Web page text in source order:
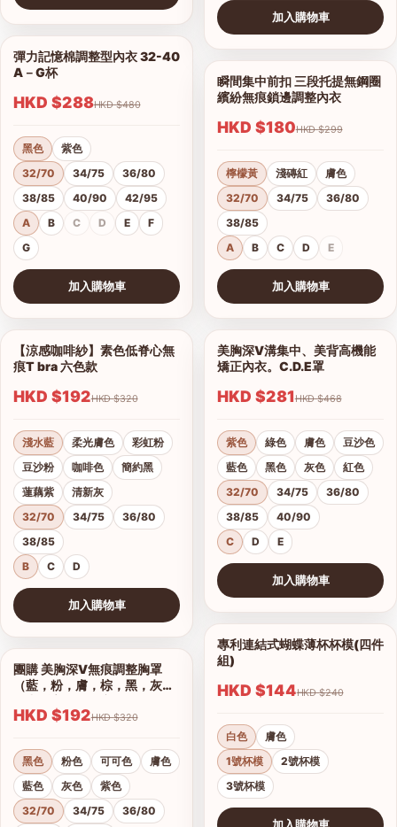
1/18
查看圖片
彈力記憶棉調整型內衣 32-40
A－G杯
HKD $288 HKD $480
黑色
紫色
32/70
34/75
36/80
38/85
40/90
42/95
A
B C D E
F
G
加入購物車
1/18
查看圖片
【涼感咖啡紗】素色低脊心無
痕T bra 六色款
HKD $192 HKD $320
淺水藍 柔光膚色
彩虹粉
豆沙粉
咖啡色
簡約黑
蓮藕紫
清新灰
32/70
34/75
36/80
38/85
B
C D
加入購物車
1/17
查看圖片
團購 美胸深V無痕調整胸罩
（藍，粉，膚，棕，黑，灰）
HKD $192 HKD $320
黑色 粉色 可可色
膚色
藍色
灰色
紫色
32/70
34/75 36/80
加入購物車
1/9
查看圖片
瞬間集中前扣 三段托提無鋼圈
繽紛無痕鎖邊調整內衣
HKD $180 HKD $299
檸檬黃 淺磚紅
膚色
32/70
34/75
36/80
38/85
A
B C D E
加入購物車
1/16
查看圖片
美胸深V溝集中、美背高機能
矯正內衣。C.D.E罩
HKD $281 HKD $468
紫色 綠色 膚色
豆沙色
藍色
黑色 灰色
紅色
32/70
34/75
36/80
38/85
40/90
C
D E
加入購物車
1/2
查看圖片
專利連結式蝴蝶薄杯杯模(四件
組)
HKD $144 HKD $240
白色
膚色
1號杯模
2號杯模
3號杯模